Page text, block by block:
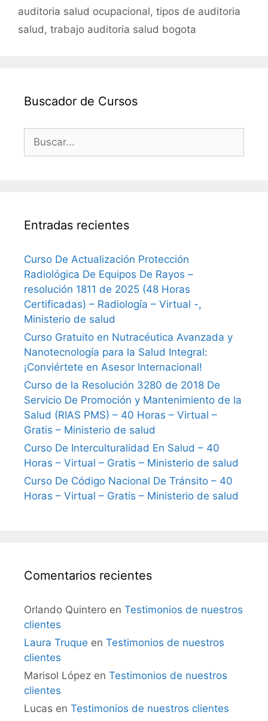
auditoria salud ocupacional, tipos de auditoria
salud , trabajo auditoria salud bogota
Buscador de Cursos
Entradas recientes
Curso De Actualización Protección
Radiológica De Equipos De Rayos –
resolución 1811 de 2025 (48 Horas
Certificadas) – Radiología – Virtual -,
Ministerio de salud
Curso Gratuito en Nutracéutica Avanzada y
Nanotecnología para la Salud Integral:
¡Conviértete en Asesor Internacional!
Curso de la Resolución 3280 de 2018 De
Servicio De Promoción y Mantenimiento de la
Salud (RIAS PMS) – 40 Horas – Virtual –
Gratis – Ministerio de salud
Curso De Interculturalidad En Salud – 40
Horas – Virtual – Gratis – Ministerio de salud
Curso De Código Nacional De Tránsito – 40
Horas – Virtual – Gratis – Ministerio de salud
Comentarios recientes
Orlando Quintero en Testimonios de nuestros
clientes
Laura Truque en Testimonios de nuestros
clientes
Marisol López en Testimonios de nuestros
clientes
Lucas en Testimonios de nuestros clientes